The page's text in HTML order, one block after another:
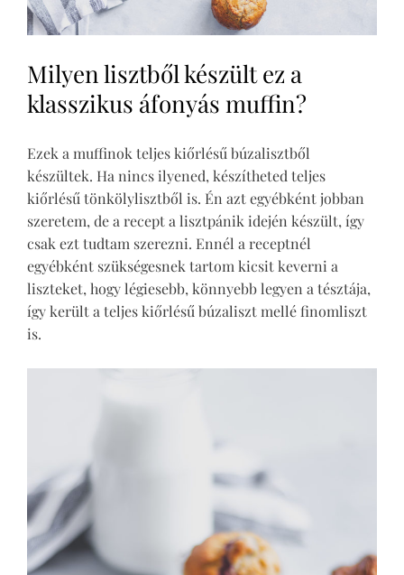
Milyen lisztből készült ez a
klasszikus áfonyás muffin?
Ezek a muffinok teljes kiőrlésű búzalisztből
készültek. Ha nincs ilyened, készítheted teljes
kiőrlésű tönkölylisztből is. Én azt egyébként jobban
szeretem, de a recept a lisztpánik idején készült, így
csak ezt tudtam szerezni. Ennél a receptnél
egyébként szükségesnek tartom kicsit keverni a
liszteket, hogy légiesebb, könnyebb legyen a tésztája,
így került a teljes kiőrlésű búzaliszt mellé finomliszt
is.